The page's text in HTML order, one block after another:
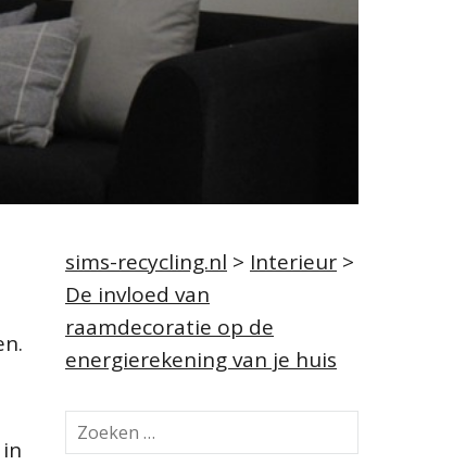
sims-recycling.nl > Interieur >
De invloed van
raamdecoratie op de
energierekening van je huis
o